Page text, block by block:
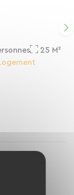
25 M²